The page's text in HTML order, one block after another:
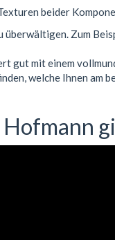
beider
überwältigen. Zum
gut mit einem
welche Ihnen